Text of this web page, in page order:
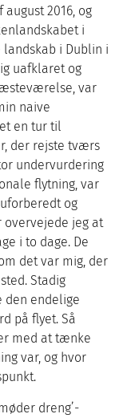
2016, og
i
i Dublin i
uafklaret og
var
naive
en tur til
der rejste tværs
undervurdering
flytning, var
og
overvejede jeg at
i to dage. De
det var mig, der
Stadig
den endelige
på flyet. Så
med at tænke
var, og hvor
dreng’-